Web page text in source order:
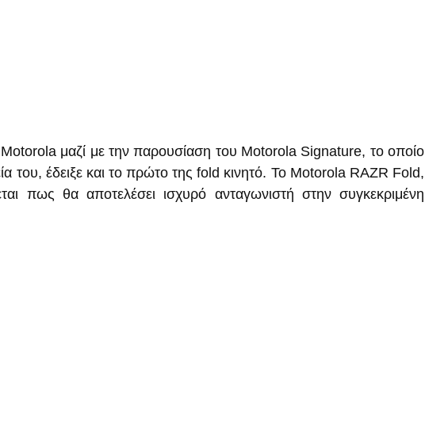
μαζί με την παρουσίαση του Motorola Signature, το οποίο
του, έδειξε και το πρώτο της fold κινητό. Το Motorola RAZR Fold,
πως θα αποτελέσει ισχυρό ανταγωνιστή στην συγκεκριμένη